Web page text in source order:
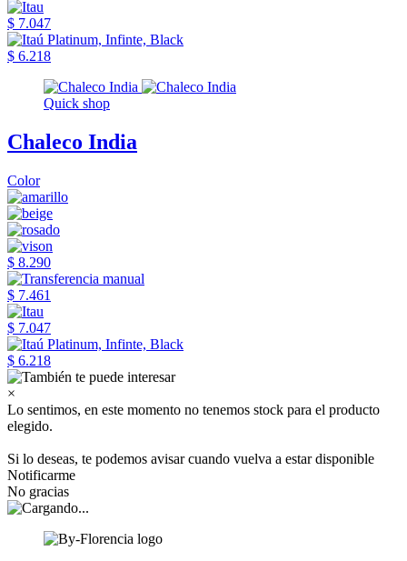
$ 7.047
$ 6.218
Quick shop
Chaleco India
Color
$ 8.290
$ 7.461
$ 7.047
$ 6.218
×
Lo sentimos, en este momento no tenemos stock para el producto
elegido.
Si lo deseas, te podemos avisar cuando vuelva a estar disponible
Notificarme
No gracias